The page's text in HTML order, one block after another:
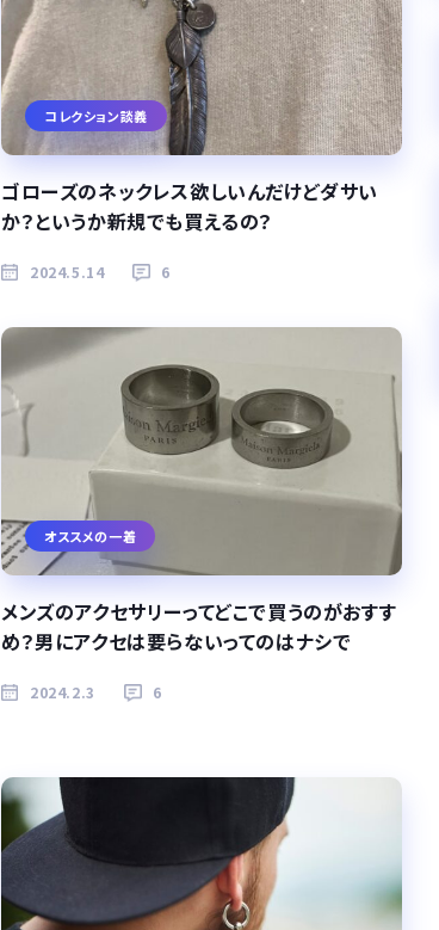
コレクション談義
ゴローズのネックレス欲しいんだけどダサい
か？というか新規でも買えるの？
2024.5.14 6
オススメの一着
メンズのアクセサリーってどこで買うのがおすす
め？男にアクセは要らないってのはナシで
2024.2.3 6